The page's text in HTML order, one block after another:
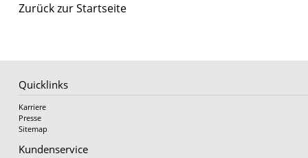
Zurück zur Startseite
Quicklinks
Karriere
Presse
Sitemap
Kundenservice